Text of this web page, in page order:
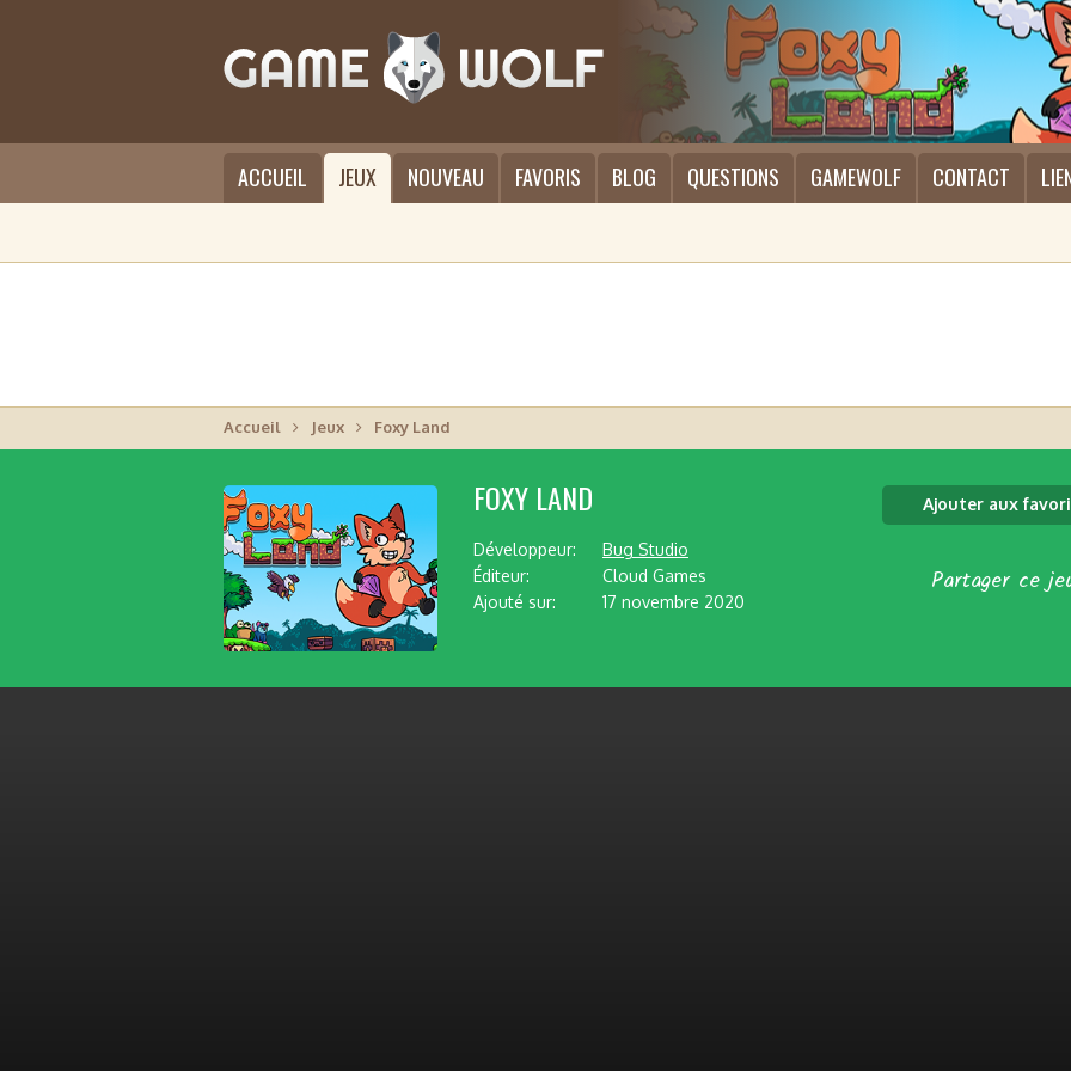
ACCUEIL JEUX NOUVEAU FAVORIS BLOG QUESTIONS GAMEWOLF CONTACT
Accueil Jeux Foxy Land
FOXY LAND
Développeur:
Bug Studio
Éditeur:
Cloud Games
Ajouté sur:
17 novembre 2020
Ajouter aux
Partager ce